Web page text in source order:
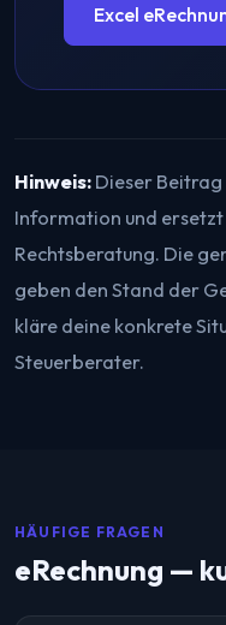
Excel
Hinweis: Dieser
Information und
Rechtsberatung. Die
geben den Stand der
kläre deine konkrete
Steuerberater.
HÄUFIGE FRAGEN
eRechnung —